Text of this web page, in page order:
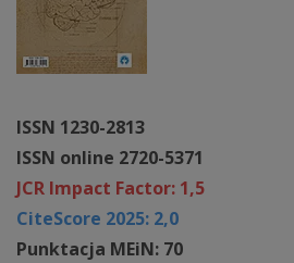
ISSN 1230-2813
ISSN online 2720-5371
JCR Impact Factor: 1,5
CiteScore 2025: 2,0
Punktacja MEiN: 70